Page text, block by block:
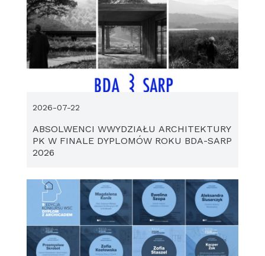
ABSOLWENCI WWYDZIAŁU ARCHITEKTURY
PK W FINALE DYPLOMÓW ROKU BDA-SARP
2026
2026-07-22